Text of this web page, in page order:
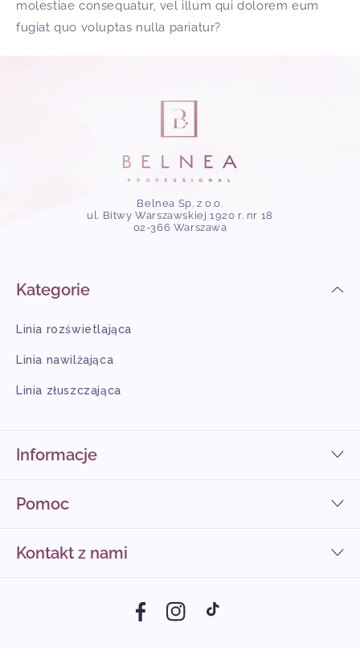
molestiae consequatur, vel illum qui dolorem eum
fugiat quo voluptas nulla pariatur?
Belnea Sp. z o.o.
ul. Bitwy Warszawskiej 1920 r. nr 18
02-366 Warszawa
Kategorie
Linia rozświetlająca
Linia nawilżająca
Linia złuszczająca
Informacje
Pomoc
Kontakt z nami
FacebookInstagramTikTok